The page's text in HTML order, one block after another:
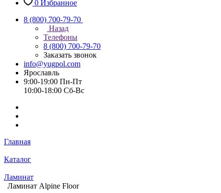
0 Избранное
8 (800) 700-79-70
Назад
Телефоны
8 (800) 700-79-70
Заказать звонок
info@yugpol.com
Ярославль
9:00-19:00 Пн-Пт
10:00-18:00 Cб-Вс
Главная
Каталог
Ламинат
Ламинат Alpine Floor